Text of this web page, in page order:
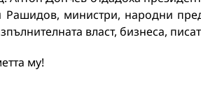
министри, народни
власт, бизнеса,
му!